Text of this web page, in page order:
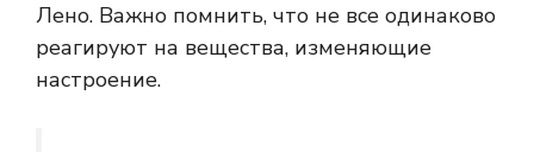
Лено. Важно помнить, что не все одинаково
реагируют на вещества, изменяющие
настроение.